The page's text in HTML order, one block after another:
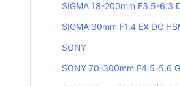
SIGMA 18-200mm F3.5-6.3
SIGMA 30mm F1.4 EX DC
SONY
SONY 70-300mm F4.5-5.6